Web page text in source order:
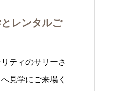
レンタルご
ティのサリーさ
見学にご来場く